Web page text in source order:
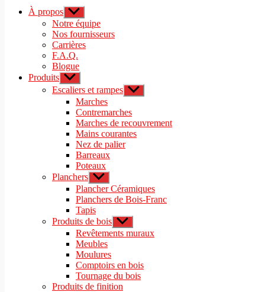
À propos Afficher
le
sous-
menu
Notre équipe
Nos fournisseurs
Carrières
F.A.Q.
Blogue
Produits Afficher
le
sous-
menu
Escaliers et rampes Afficher
le
menu
Marches
Contremarches
Marches de recouvrement
Mains courantes
Nez de palier
Barreaux
Poteaux
Planchers Afficher
le
sous-
menu
Plancher Céramiques
Planchers de Bois-Franc
Tapis
Produits de bois Afficher
le
sous-
Revêtements muraux
Meubles
Moulures
Comptoirs en bois
Tournage du bois
Produits de finition